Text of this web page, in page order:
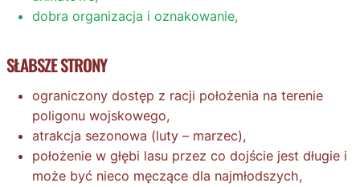
dobra organizacja i oznakowanie,
SŁABSZE STRONY
ograniczony dostęp z racji położenia na terenie
poligonu wojskowego,
atrakcja sezonowa (luty – marzec),
położenie w głębi lasu przez co dojście jest długie i
może być nieco męczące dla najmłodszych,